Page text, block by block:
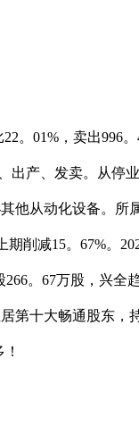
01%，卖出996
产、发卖。从停
他从动化设备。
削减15。67%。
。67万股，兴
第十大畅通股东